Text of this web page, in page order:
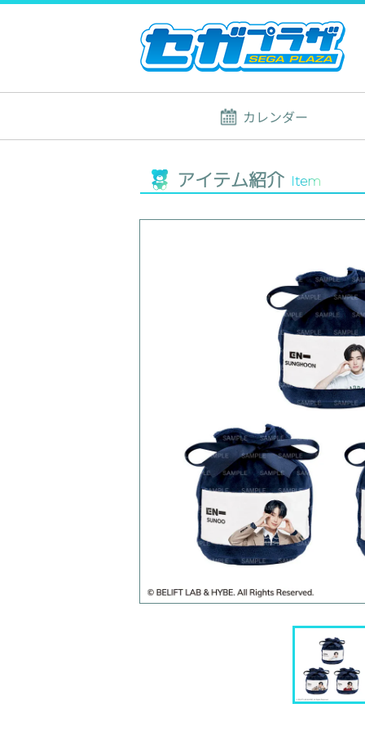
カレンダー
アイテム紹介 Item